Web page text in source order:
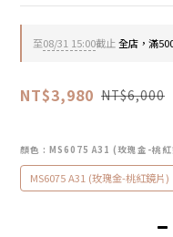
至08/31 15:00截止全店，滿
NT$3,980 NT$6,000
顏色 : MS6075 A31 (玫瑰金-桃紅
MS6075 A31 (玫瑰金-桃紅鏡片)